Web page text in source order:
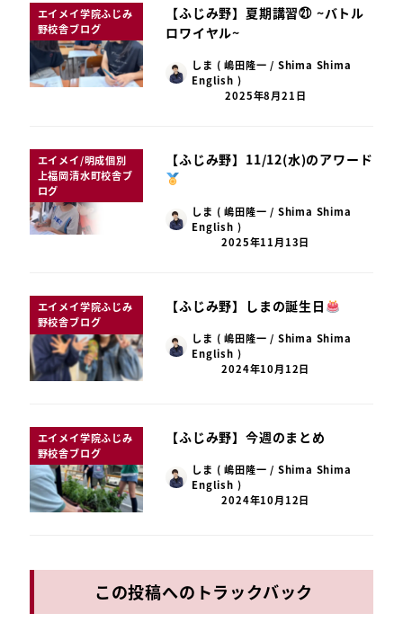
エイメイ学院ふじみ
野校舎ブログ
【ふじみ野】夏期講習㉑ ~バトル
ロワイヤル~
しま ( 嶋田隆一 / Shima Shima
English )
2025年8月21日
エイメイ/明成個別
上福岡清水町校舎ブ
ログ
【ふじみ野】11/12(水)のアワード
しま ( 嶋田隆一 / Shima Shima
English )
2025年11月13日
エイメイ学院ふじみ
野校舎ブログ
【ふじみ野】しまの誕生日
しま ( 嶋田隆一 / Shima Shima
English )
2024年10月12日
エイメイ学院ふじみ
野校舎ブログ
【ふじみ野】今週のまとめ
しま ( 嶋田隆一 / Shima Shima
English )
2024年10月12日
この投稿へのトラックバック